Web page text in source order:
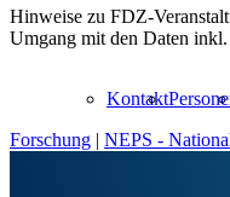
Hinweise zu FDZ-
Umgang mit den Daten
Kontakt
Forschung | NEPS -